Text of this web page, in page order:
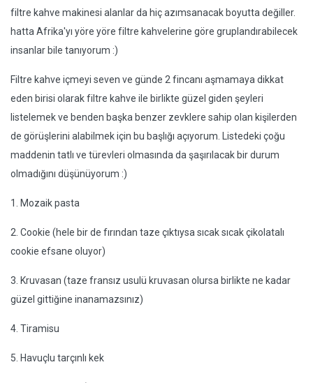
filtre kahve makinesi alanlar da hiç azımsanacak boyutta değiller.
hatta Afrika'yı yöre yöre filtre kahvelerine göre gruplandırabilecek
insanlar bile tanıyorum :)
Filtre kahve içmeyi seven ve günde 2 fincanı aşmamaya dikkat
eden birisi olarak filtre kahve ile birlikte güzel giden şeyleri
listelemek ve benden başka benzer zevklere sahip olan kişilerden
de görüşlerini alabilmek için bu başlığı açıyorum. Listedeki çoğu
maddenin tatlı ve türevleri olmasında da şaşırılacak bir durum
olmadığını düşünüyorum :)
1. Mozaik pasta
2. Cookie (hele bir de fırından taze çıktıysa sıcak sıcak çikolatalı
cookie efsane oluyor)
3. Kruvasan (taze fransız usulü kruvasan olursa birlikte ne kadar
güzel gittiğine inanamazsınız)
4. Tiramisu
5. Havuçlu tarçınlı kek